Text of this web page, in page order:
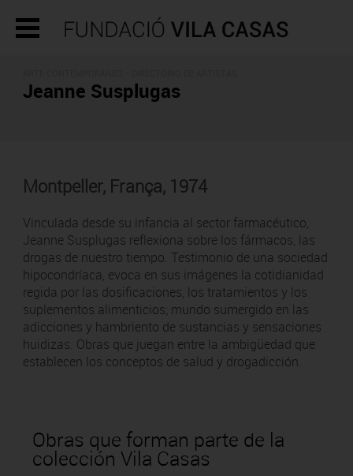
Jeanne Susplugas
Montpeller, França, 1974
Vinculada desde su infancia al sector farmacéutico,
Jeanne Susplugas reflexiona sobre los fármacos, las
drogas de nuestro tiempo. Testimonio de una sociedad
hipocondríaca, evoca en sus imágenes la cotidianidad
regida por las dosificaciones, los tratamientos y los
suplementos alimenticios; mundo sumergido en las
adicciones y hambriento de sustancias y sensaciones
huidizas. Obras que juegan entre la ambigüedad que
establecen los conceptos de salud y drogadicción.
Obras que forman parte de la
colección Vila Casas